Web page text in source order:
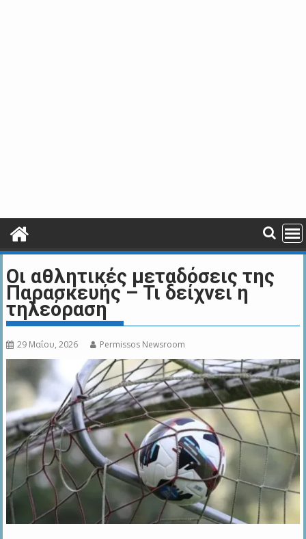
Οι αθλητικές μεταδόσεις της
Παρασκευής – Τι δείχνει η
τηλεόραση
29 Μαΐου, 2026 Permissos Newsroom